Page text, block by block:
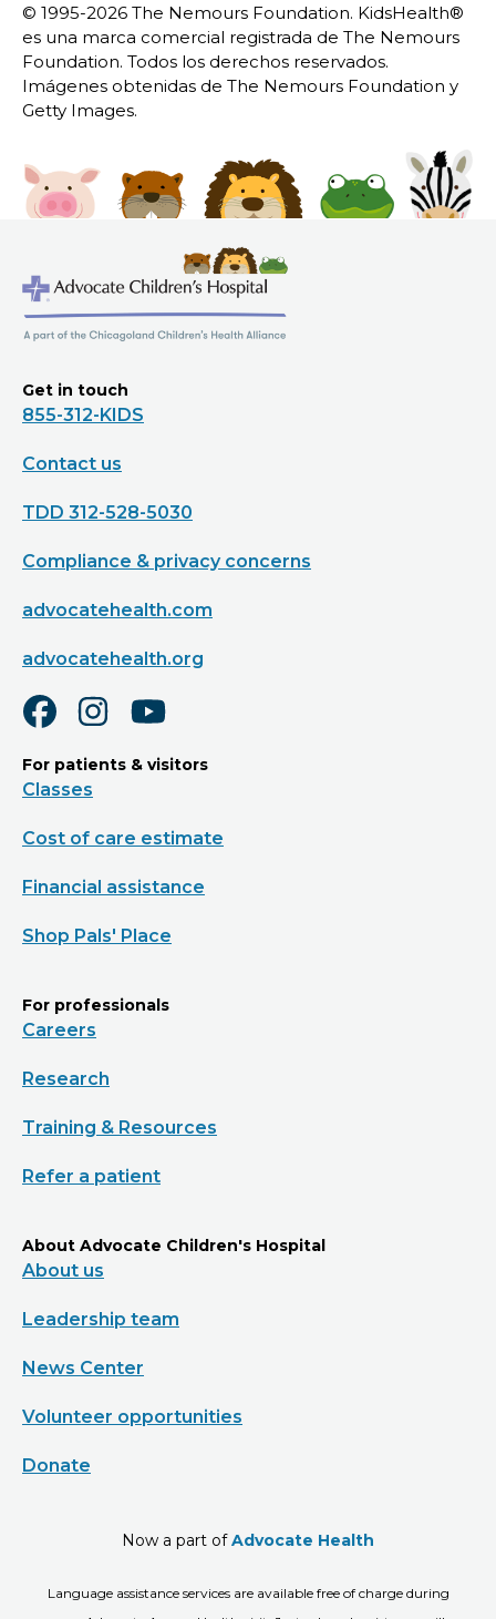
© 1995-2026 The Nemours Foundation. KidsHealth®
es una marca comercial registrada de The Nemours
Foundation. Todos los derechos reservados.
Imágenes obtenidas de The Nemours Foundation y
Getty Images.
Get in touch
855-312-KIDS
Contact us
TDD 312-528-5030
Compliance & privacy concerns
advocatehealth.com
advocatehealth.org
For patients & visitors
Classes
Cost of care estimate
Financial assistance
Shop Pals' Place
For professionals
Careers
Research
Training & Resources
Refer a patient
About Advocate Children's Hospital
About us
Leadership team
News Center
Volunteer opportunities
Donate
Now a part ofAdvocate Health
Language assistance services are available free of charge during